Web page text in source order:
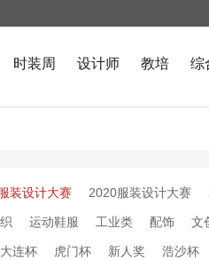
时装周 设计师 教培 综
装设计大赛 2020服装设计大赛
运动鞋服 工业类 配饰 文
大连杯 虎门杯 新人奖 浩沙杯